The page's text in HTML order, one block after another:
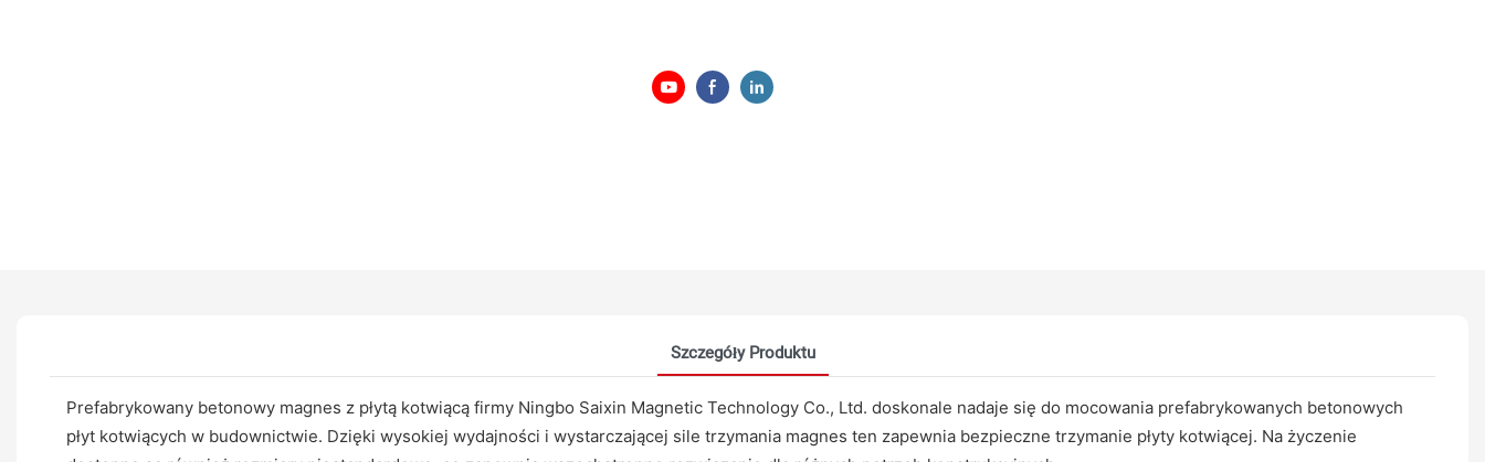
Szczegóły Produktu
Prefabrykowany betonowy magnes z płytą kotwiącą firmy Ningbo Saixin Magnetic Technology Co., Ltd. doskonale nadaje się do mocowania prefabrykowanych betonowych
płyt kotwiących w budownictwie. Dzięki wysokiej wydajności i wystarczającej sile trzymania magnes ten zapewnia bezpieczne trzymanie płyty kotwiącej. Na życzenie